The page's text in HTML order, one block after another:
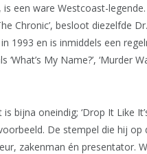
een ware Westcoast-
Chronic’, besloot diezelfde
1993 en is inmiddels een
My Name?’, ‘Murder
oneindig; ‘Drop It Like It’s
De stempel die hij
zakenman én presentator.